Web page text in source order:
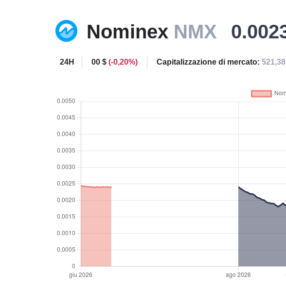
Nominex NMX
24H 00 $ (-0,20%) Capitalizzazione di mercato: